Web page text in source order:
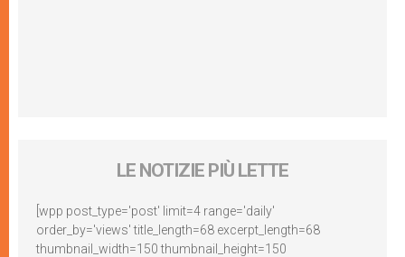
LE NOTIZIE PIÙ LETTE
[wpp post_type='post' limit=4 range='daily'
order_by='views' title_length=68 excerpt_length=68
thumbnail_width=150 thumbnail_height=150